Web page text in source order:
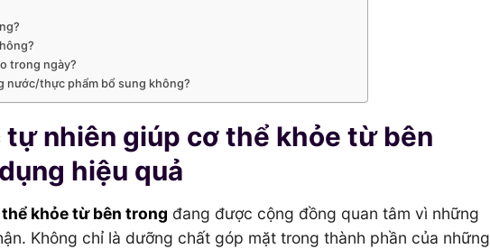
trong ngày?
nước/thực phẩm bổ sung không?
nhiên giúp cơ thể khỏe từ bên
hiệu quả
khỏe từ bên trong đang được cộng đồng quan tâm vì những
Không chỉ là dưỡng chất góp mặt trong thành phần của những